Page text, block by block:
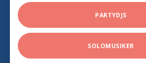
PARTYDJS
SOLOMUSIKER